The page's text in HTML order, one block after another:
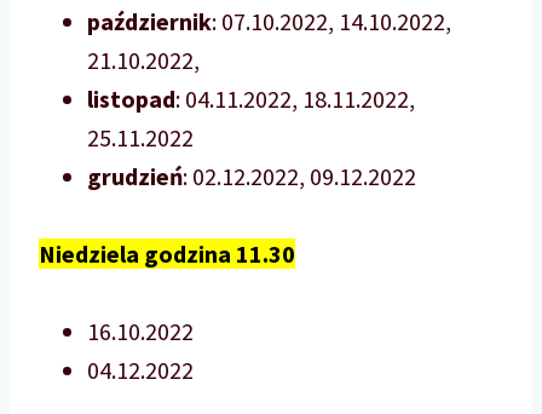
październik: 07.10.2022, 14.10.2022,
21.10.2022,
listopad: 04.11.2022, 18.11.2022,
25.11.2022
grudzień: 02.12.2022, 09.12.2022
Niedziela godzina 11.30
16.10.2022
04.12.2022